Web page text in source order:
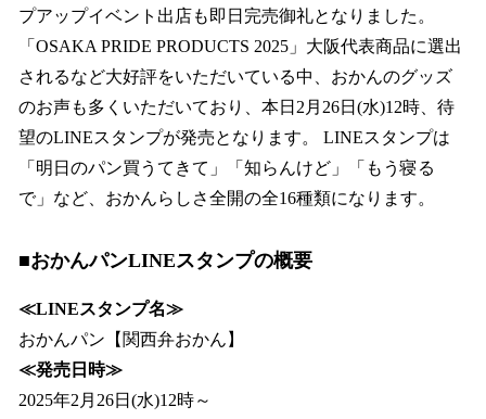
プアップイベント出店も即日完売御礼となりました。
「OSAKA PRIDE PRODUCTS 2025」大阪代表商品に選出
されるなど大好評をいただいている中、おかんのグッズ
のお声も多くいただいており、本日2月26日(水)12時、待
望のLINEスタンプが発売となります。 LINEスタンプは
「明日のパン買うてきて」「知らんけど」「もう寝る
で」など、おかんらしさ全開の全16種類になります。
■おかんパンLINEスタンプの概要
≪LINEスタンプ名≫
おかんパン【関西弁おかん】
≪発売日時≫
2025年2月26日(水)12時～